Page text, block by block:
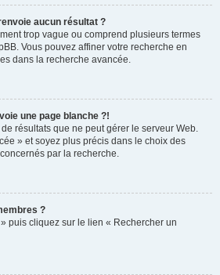
aucun résultat ?
trop vague ou comprend plusieurs termes
Vous pouvez affiner votre recherche en
dans la recherche avancée.
une page blanche ?!
résultats que ne peut gérer le serveur Web.
» et soyez plus précis dans le choix des
par la recherche.
?
puis cliquez sur le lien « Rechercher un